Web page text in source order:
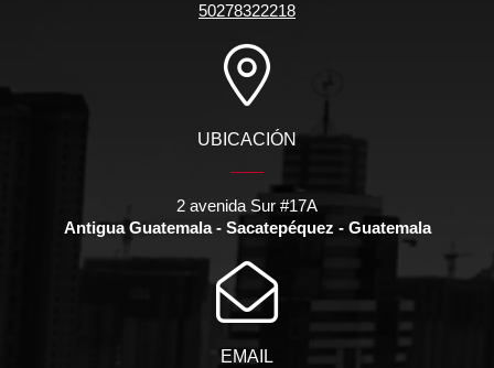
50278322218
UBICACIÓN
2 avenida Sur #17A
Antigua Guatemala - Sacatepéquez - Guatemala
EMAIL